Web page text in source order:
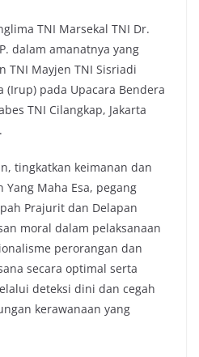
TNI Marsekal TNI Dr.
dalam amanatnya yang
TNI Mayjen TNI Sisriadi
(Irup) pada Upacara Bendera
TNI Cilangkap, Jakarta
tingkatkan keimanan dan
Yang Maha Esa, pegang
Prajurit dan Delapan
moral dalam pelaksanaan
perorangan dan
secara optimal serta
deteksi dini dan cegah
kerawanaan yang